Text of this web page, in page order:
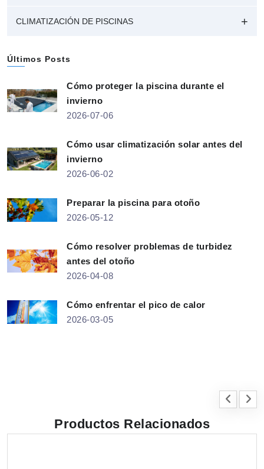
CLIMATIZACIÓN DE PISCINAS
Últimos Posts
Cómo proteger la piscina durante el
invierno
2026-07-06
Cómo usar climatización solar antes del
invierno
2026-06-02
Preparar la piscina para otoño
2026-05-12
Cómo resolver problemas de turbidez
antes del otoño
2026-04-08
Cómo enfrentar el pico de calor
2026-03-05
Productos Relacionados